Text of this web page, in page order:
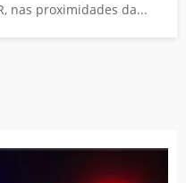
nas proximidades da...